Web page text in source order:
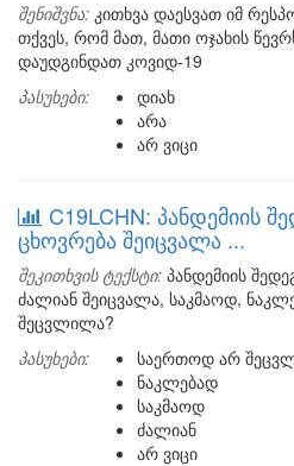
შენიშვნა: კითხვა დაესვათ იმ
თქვეს, რომ მათ, მათი ოჯახის
დაუდგინდათ კოვიდ-19
პასუხები:
დიახ
არა
არ ვიცი
C19LCHN: პანდემიის
ცხოვრება შეიცვალა ...
შეკითხვის ტექსტი: პანდემიის
ძალიან შეიცვალა, საკმაოდ,
შეცვლილა?
პასუხები:
საერთოდ არ
ნაკლებად
საკმაოდ
ძალიან
არ ვიცი